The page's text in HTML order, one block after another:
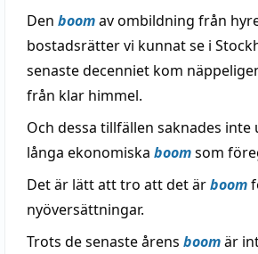
Den boomav ombildning från
bostadsrätter vi kunnat se i
senaste decenniet kom
från klar himmel.
Och dessa tillfällen saknades inte
långa ekonomiska boomsom
Det är lätt att tro att det ärboom
nyöversättningar.
Trots de senaste årens boomär